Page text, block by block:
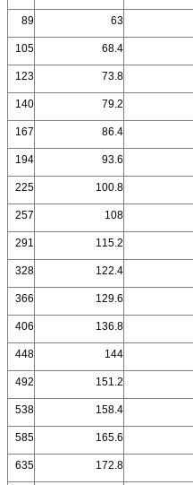
63
89
68.4
105
73.8
123
79.2
140
86.4
167
93.6
194
100.8
225
108
257
115.2
291
122.4
328
129.6
366
136.8
406
144
448
151.2
492
158.4
538
165.6
585
172.8
635